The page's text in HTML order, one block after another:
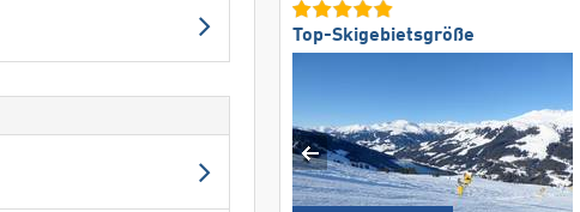
Top-Skigebietsgröße